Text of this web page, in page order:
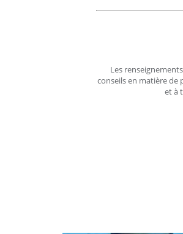
Les
conseils en matière
et à